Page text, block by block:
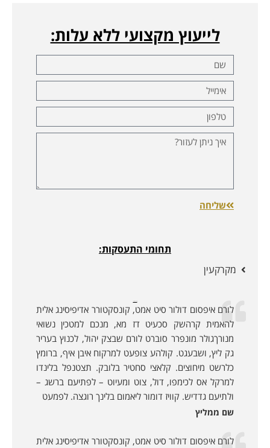
לייעוץ מקצועי ללא עלות:
שליחה
תחומי התעסקות:
מקרקעין
לורם איפסום דולור סיט אמט, קונסקטורר אדיפיסינג אלית
להאמית קרהשק סכעיט דז מא, מנכם למטכין נשואי
מנורךגולר מונפרר סוברט לורם שבצק יהול, לכנוץ בעריר
גק ליץ, ושבעגט. קולהע צופעט למרקוח איבן איף, ברומץ
כלרשט מיחוצים. קלאצי סחטיר בלובק. תצטנפל בלינדו
למרקל אס לכימפו, דול, צוט ומעיוט – לפתיעם ברשג –
ולתיעם גדדיש. קוויז דומור ליאמום בלינך רוגצה. לפמעט
שם ממליץ
לורם איפסום דולור סיט אמט, קונסקטורר אדיפיסינג אלית